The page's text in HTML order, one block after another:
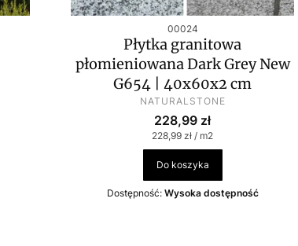
Kod produktu
00024
Płytka granitowa
płomieniowana Dark Grey New
G654 | 40x60x2 cm
PRODUCENT
NATURALSTONE
Cena
228,99 zł
Cena jednostkowa
228,99 zł / m2
Do koszyka
Dostępność: Wysoka dostępność